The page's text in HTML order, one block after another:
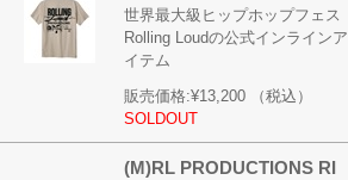
世界最大級ヒップホップフェス
Rolling Loudの公式インラインア
イテム
販売価格:¥13,200
（税込）
SOLDOUT
(M)RL PRODUCTIONS RI